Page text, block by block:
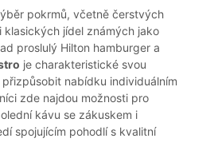
pokrmů, včetně čerstvých
klasických jídel známých jako
proslulý Hilton hamburger a
je charakteristické svou
nabídku individuálním
zde najdou možnosti pro
kávu se zákuskem i
spojujícím pohodlí s kvalitní